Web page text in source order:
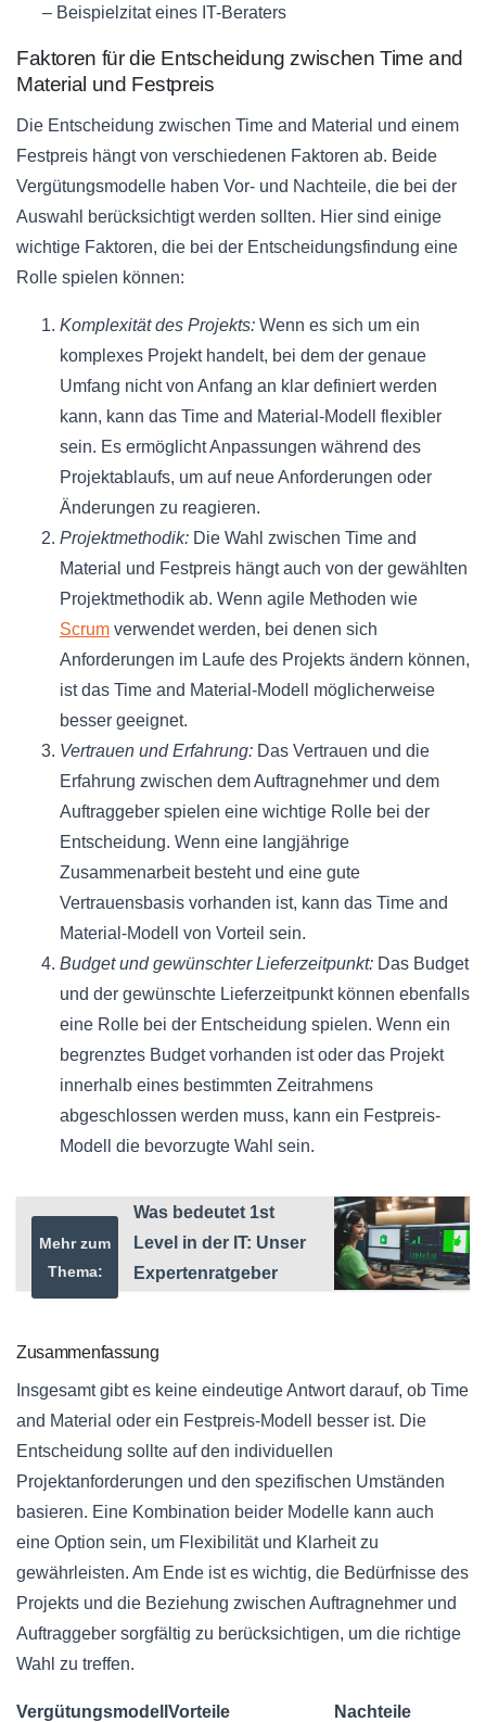
– Beispielzitat eines IT-Beraters
Faktoren für die Entscheidung zwischen Time and
Material und Festpreis
Die Entscheidung zwischen Time and Material und einem
Festpreis hängt von verschiedenen Faktoren ab. Beide
Vergütungsmodelle haben Vor- und Nachteile, die bei der
Auswahl berücksichtigt werden sollten. Hier sind einige
wichtige Faktoren, die bei der Entscheidungsfindung eine
Rolle spielen können:
Komplexität des Projekts: Wenn es sich um ein
komplexes Projekt handelt, bei dem der genaue
Umfang nicht von Anfang an klar definiert werden
kann, kann das Time and Material-Modell flexibler
sein. Es ermöglicht Anpassungen während des
Projektablaufs, um auf neue Anforderungen oder
Änderungen zu reagieren.
Projektmethodik: Die Wahl zwischen Time and
Material und Festpreis hängt auch von der gewählten
Projektmethodik ab. Wenn agile Methoden wie
Scrum verwendet werden, bei denen sich
Anforderungen im Laufe des Projekts ändern können,
ist das Time and Material-Modell möglicherweise
besser geeignet.
Vertrauen und Erfahrung: Das Vertrauen und die
Erfahrung zwischen dem Auftragnehmer und dem
Auftraggeber spielen eine wichtige Rolle bei der
Entscheidung. Wenn eine langjährige
Zusammenarbeit besteht und eine gute
Vertrauensbasis vorhanden ist, kann das Time and
Material-Modell von Vorteil sein.
Budget und gewünschter Lieferzeitpunkt: Das Budget
und der gewünschte Lieferzeitpunkt können ebenfalls
eine Rolle bei der Entscheidung spielen. Wenn ein
begrenztes Budget vorhanden ist oder das Projekt
innerhalb eines bestimmten Zeitrahmens
abgeschlossen werden muss, kann ein Festpreis-
Modell die bevorzugte Wahl sein.
Mehr zum
Thema:
Was bedeutet 1st
Level in der IT: Unser
Expertenratgeber
Zusammenfassung
Insgesamt gibt es keine eindeutige Antwort darauf, ob Time
and Material oder ein Festpreis-Modell besser ist. Die
Entscheidung sollte auf den individuellen
Projektanforderungen und den spezifischen Umständen
basieren. Eine Kombination beider Modelle kann auch
eine Option sein, um Flexibilität und Klarheit zu
gewährleisten. Am Ende ist es wichtig, die Bedürfnisse des
Projekts und die Beziehung zwischen Auftragnehmer und
Auftraggeber sorgfältig zu berücksichtigen, um die richtige
Wahl zu treffen.
Vergütungsmodell Vorteile Nachteile